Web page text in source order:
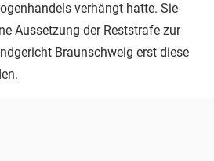
verhängt hatte. Sie
Aussetzung der Reststrafe zur
Braunschweig erst diese